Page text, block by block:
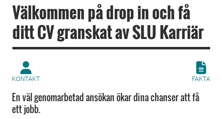
Välkommen på drop in och få
ditt CV granskat av SLU Karriär
KONTAKT FAKTA
En väl genomarbetad ansökan ökar dina chanser att få
ett jobb.